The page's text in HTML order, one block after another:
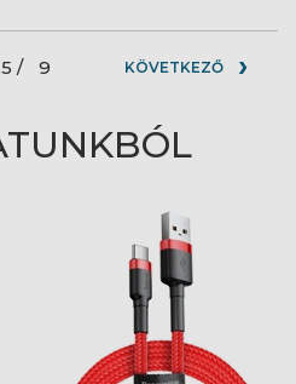
5 / 9 KÖVETKEZŐ